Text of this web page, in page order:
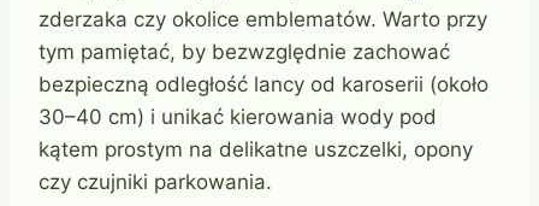
zderzaka czy okolice emblematów. Warto przy
tym pamiętać, by bezwzględnie zachować
bezpieczną odległość lancy od karoserii (około
30–40 cm) i unikać kierowania wody pod
kątem prostym na delikatne uszczelki, opony
czy czujniki parkowania.